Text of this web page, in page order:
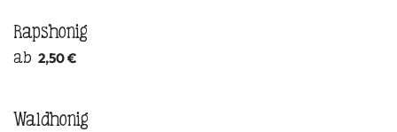
Rapshonig
ab 2,50€
Waldhonig